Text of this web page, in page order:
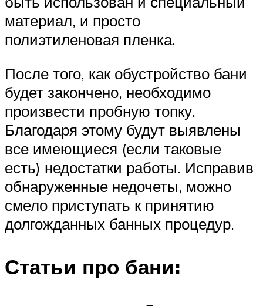
материал, и просто
полиэтиленовая пленка.
После того, как обустройство бани
будет закончено, необходимо
произвести пробную топку.
Благодаря этому будут выявлены
все имеющиеся (если таковые
есть) недостатки работы. Исправив
обнаруженные недочеты, можно
смело приступать к принятию
долгожданных банных процедур.
Статьи про бани: